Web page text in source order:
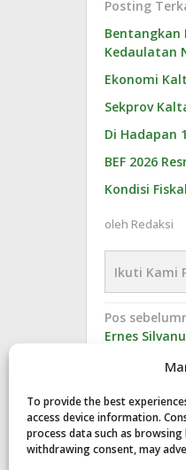
To provide the best
access device information.
process data such as
withdrawing consent, may
Posting
Bentangkan
Kedaulatan
Ekonomi
Sekprov
Di Hadapan
BEF 2026
Kondisi
oleh Redaksi
Ikuti Kami
pos
Pos
Ernes